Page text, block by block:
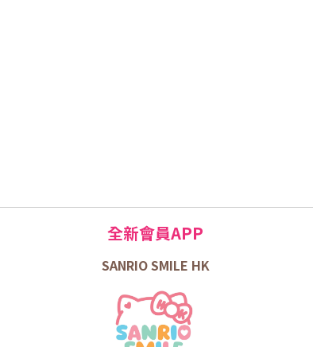
全新會員APP
SANRIO SMILE HK